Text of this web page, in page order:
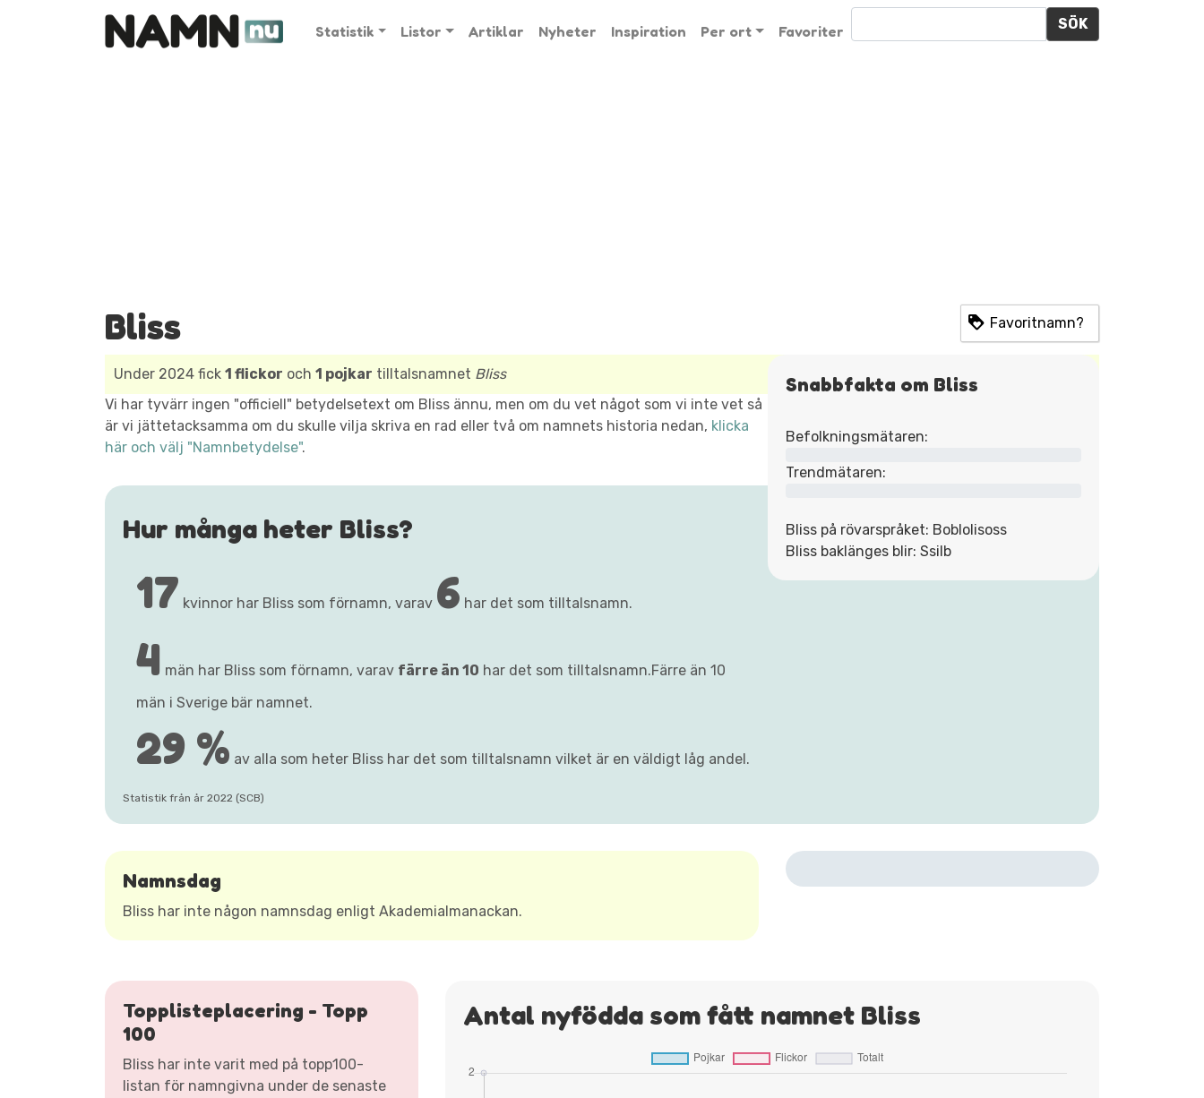
Statistik Listor Artiklar Nyheter Inspiration Per ort Favoriter SÖK
Bliss Favoritnamn?
Snabbfakta om Bliss
Befolkningsmätaren:
Trendmätaren:
Bliss på rövarspråket: Boblolisoss
Bliss baklänges blir: Ssilb
Under 2024 fick 1 flickor och 1 pojkar tilltalsnamnet Bliss
Vi har tyvärr ingen "officiell" betydelsetext om Bliss ännu, men om du vet något som vi inte vet så
är vi jättetacksamma om du skulle vilja skriva en rad eller två om namnets historia nedan, klicka
här och välj "Namnbetydelse".
Hur många heter Bliss?
17 kvinnor har Bliss som förnamn, varav 6 har det som tilltalsnamn.
4 män har Bliss som förnamn, varav färre än 10 har det som tilltalsnamn.Färre än 10
män i Sverige bär namnet.
29 % av alla som heter Bliss har det som tilltalsnamn vilket är en väldigt låg andel.
Statistik från år 2022 (SCB)
Namnsdag
Bliss har inte någon namnsdag enligt Akademialmanackan.
Topplisteplacering - Topp
100
Bliss har inte varit med på topp100-
listan för namngivna under de senaste
Antal nyfödda som fått namnet Bliss